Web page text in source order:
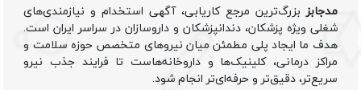
مدجابزبزرگ‌ترین مرجع کاریابی، آگهی استخدام و نیازمندی‌های
شغلی ویژه پزشکان، دندانپزشکان و داروسازان در سراسر ایران است.
هدف ما ایجاد پلی مطمئن میان نیروهای متخصص حوزه سلامت و
مراکز درمانی، کلینیک‌ها و داروخانه‌هاست تا فرایند جذب نیرو
سریع‌تر، دقیق‌تر و حرفه‌ای‌تر انجام شود.